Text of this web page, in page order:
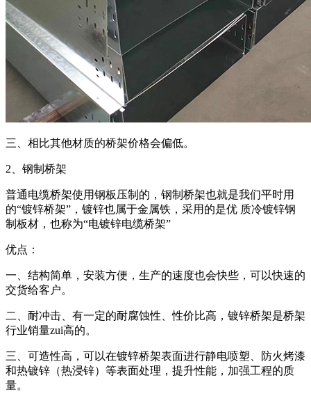
三、相比其他材质的桥架价格会偏低。
2、钢制桥架
普通电缆桥架使用钢板压制的，钢制桥架也就是我们平时用
的“镀锌桥架”，镀锌也属于金属铁，采用的是优 质冷镀锌钢
制板材，也称为“电镀锌电缆桥架”
优点：
一、结构简单，安装方便，生产的速度也会快些，可以快速的
交货给客户。
二、耐冲击、有一定的耐腐蚀性、性价比高，镀锌桥架是桥架
行业销量zui高的。
三、可造性高，可以在镀锌桥架表面进行静电喷塑、防火烤漆
和热镀锌（热浸锌）等表面处理，提升性能，加强工程的质
量。